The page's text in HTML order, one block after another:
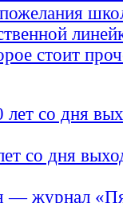
стоит
со дня
— журнал